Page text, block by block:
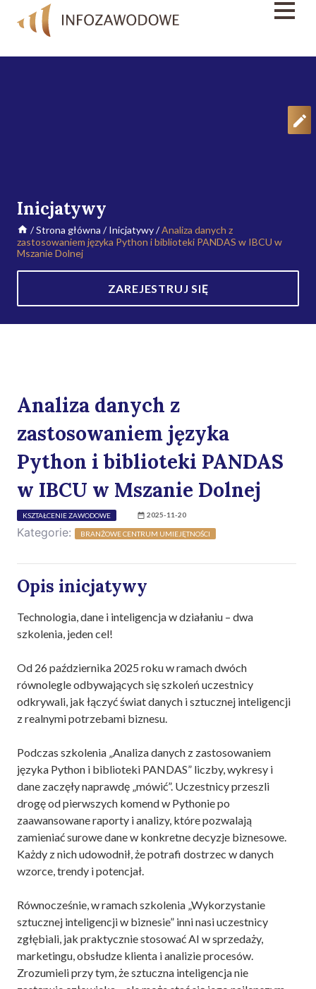
Inicjatywy
/Strona główna /Inicjatywy/Analiza danych z
zastosowaniem języka Python i biblioteki PANDAS w IBCU w
Mszanie Dolnej
ZAREJESTRUJ SIĘ
Analiza danych z
zastosowaniem języka
Python i biblioteki PANDAS
w IBCU w Mszanie Dolnej
KSZTAŁCENIE ZAWODOWE 2025-11-20
Kategorie: BRANŻOWE CENTRUM UMIEJĘTNOŚCI
Opis inicjatywy
Technologia, dane i inteligencja w działaniu – dwa
szkolenia, jeden cel!
Od 26 października 2025 roku w ramach dwóch
równolegle odbywających się szkoleń uczestnicy
odkrywali, jak łączyć świat danych i sztucznej inteligencji
z realnymi potrzebami biznesu.
Podczas szkolenia „Analiza danych z zastosowaniem
języka Python i biblioteki PANDAS” liczby, wykresy i
dane zaczęły naprawdę „mówić”. Uczestnicy przeszli
drogę od pierwszych komend w Pythonie po
zaawansowane raporty i analizy, które pozwalają
zamieniać surowe dane w konkretne decyzje biznesowe.
Każdy z nich udowodnił, że potrafi dostrzec w danych
wzorce, trendy i potencjał.
Równocześnie, w ramach szkolenia „Wykorzystanie
sztucznej inteligencji w biznesie” inni nasi uczestnicy
zgłębiali, jak praktycznie stosować AI w sprzedaży,
marketingu, obsłudze klienta i analizie procesów.
Zrozumieli przy tym, że sztuczna inteligencja nie